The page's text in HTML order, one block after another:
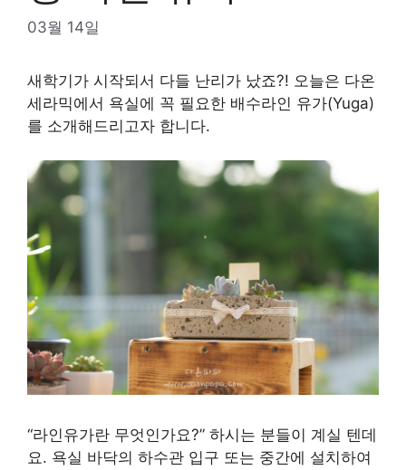
03월 14일
새학기가 시작되서 다들 난리가 났죠?! 오늘은 다온
세라믹에서 욕실에 꼭 필요한 배수라인 유가(Yuga)
를 소개해드리고자 합니다.
“라인유가란 무엇인가요?” 하시는 분들이 계실 텐데
요. 욕실 바닥의 하수관 입구 또는 중간에 설치하여